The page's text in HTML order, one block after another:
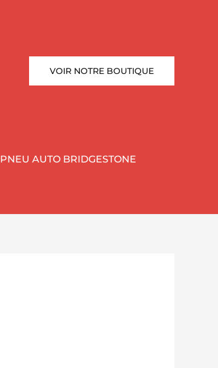
VOIR NOTRE BOUTIQUE
PNEU AUTO BRIDGESTONE